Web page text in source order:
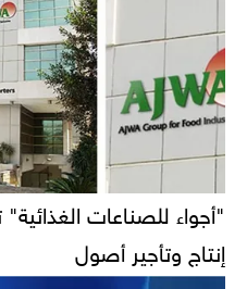
"أجواء للصناعات
إنتاج وتأجير أصول